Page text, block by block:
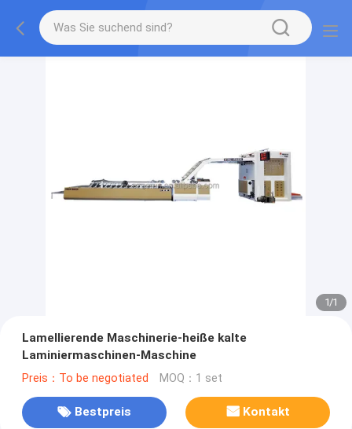
1/1
Lamellierende Maschinerie-heiße kalte
Laminiermaschinen-Maschine
Preis：To be negotiated MOQ：1 set
Bestpreis Kontakt